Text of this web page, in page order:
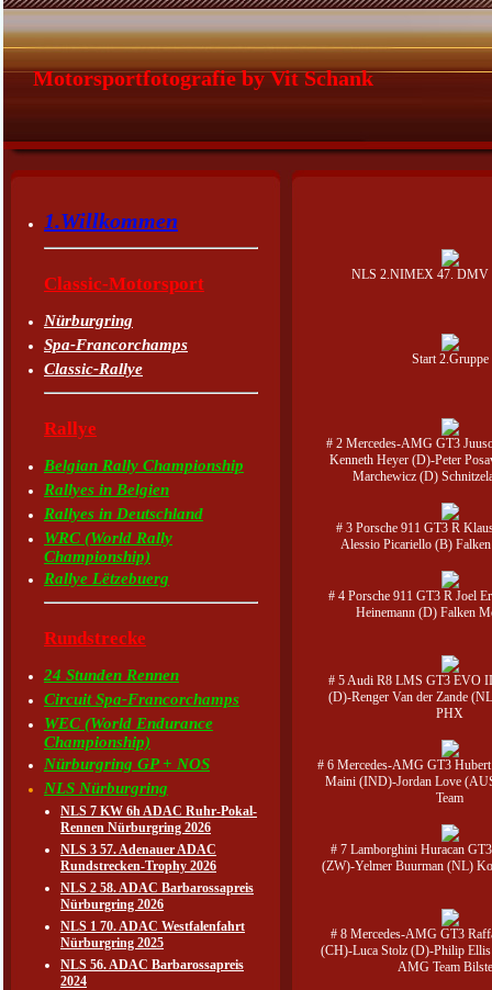
Motorsportfotografie by Vit Schank
1.Willkommen
Classic-Motorsport
Nürburgring
Spa-Francorchamps
Classic-Rallye
Rallye
Belgian Rally Championship
Rallyes in Belgien
Rallyes in Deutschland
WRC (World Rally
Championship)
Rallye Lëtzebuerg
Rundstrecke
24 Stunden Rennen
Circuit Spa-Francorchamps
WEC (World Endurance
Championship)
Nürburgring GP + NOS
NLS Nürburgring
NLS 7 KW 6h ADAC Ruhr-Pokal-
Rennen Nürburgring 2026
NLS 3 57. Adenauer ADAC
Rundstrecken-Trophy 2026
NLS 2 58. ADAC Barbarossapreis
Nürburgring 2026
NLS 1 70. ADAC Westfalenfahrt
Nürburgring 2025
NLS 56. ADAC Barbarossapreis
2024
NLS 2.NIMEX 47. DMV
Start 2.Gruppe
# 2 Mercedes-AMG GT3
Kenneth Heyer (D)-Peter
Marchewicz (D)
# 3 Porsche 911 GT3 R
Alessio Picariello (B)
# 4 Porsche 911 GT3 R Joel
Heinemann (D) Falken
# 5 Audi R8 LMS GT3 EVO
(D)-Renger Van der Zande
PHX
# 6 Mercedes-AMG GT3
Maini (IND)-Jordan Love
Team
# 7 Lamborghini Huracan
(ZW)-Yelmer Buurman (NL)
# 8 Mercedes-AMG GT3
(CH)-Luca Stolz (D)-Philip
AMG Team